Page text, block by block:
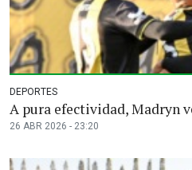
DEPORTES
A pura efectividad, Madryn
26 ABR 2026 - 23:20